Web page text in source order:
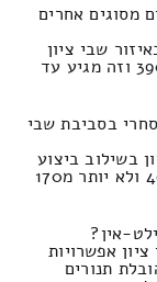
מסוגים אחרים
שבי ציון
באינטגרציה של הרכבה ופירוק התעריף זהו 390 וזה מגיע עד
בסביבת שבי
בשילוב ביצוע
התקנות העברת מייבש חשמלי העלות הינו 400 ולא יותר מ170
אין?
אפשרויות
תנורים